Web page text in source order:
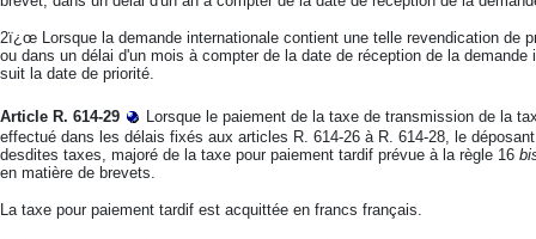
2ï¿œ Lorsque la demande internationale contient une telle revendication de
ou dans un délai d'un mois à compter de la date de réception de la
suit la date de priorité.
Article R. 614-29
Lorsque le paiement de la taxe de transmission de la
effectué dans les délais fixés aux articles R. 614-26 à R. 614-28, le
desdites taxes, majoré de la taxe pour paiement tardif prévue à la règle 16
en matière de brevets.
La taxe pour paiement tardif est acquittée en francs français.